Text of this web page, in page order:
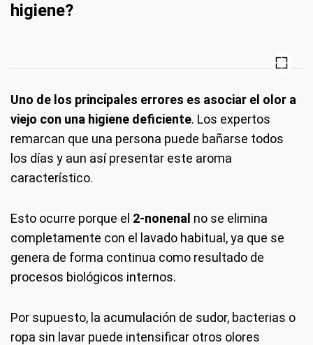
higiene?
Uno de los principales errores es asociar el olor a
viejo con una higiene deficiente. Los expertos
remarcan que una persona puede bañarse todos
los días y aun así presentar este aroma
característico.
Esto ocurre porque el 2-nonenal no se elimina
completamente con el lavado habitual, ya que se
genera de forma continua como resultado de
procesos biológicos internos.
Por supuesto, la acumulación de sudor, bacterias o
ropa sin lavar puede intensificar otros olores